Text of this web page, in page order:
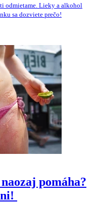
odmietame. Lieky a alkohol
sa dozviete prečo!
pomáha?